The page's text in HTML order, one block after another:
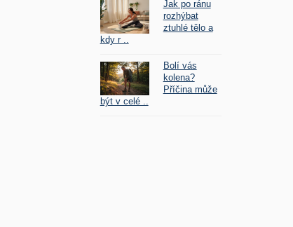
Jak po ránu
rozhýbat
ztuhlé tělo a
kdy r ..
Bolí vás
kolena?
Příčina může
být v celé ..